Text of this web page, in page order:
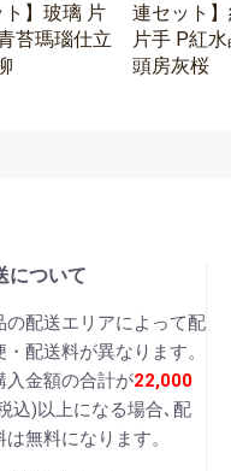
ト】玻璃 片
苔瑪瑙仕立
連セット
片手 P紅
頭房灰桜
について
の配送エリアによって配
・配送料が異なります。
入金額の合計が22,000
込)以上になる場合､配
は無料になります。